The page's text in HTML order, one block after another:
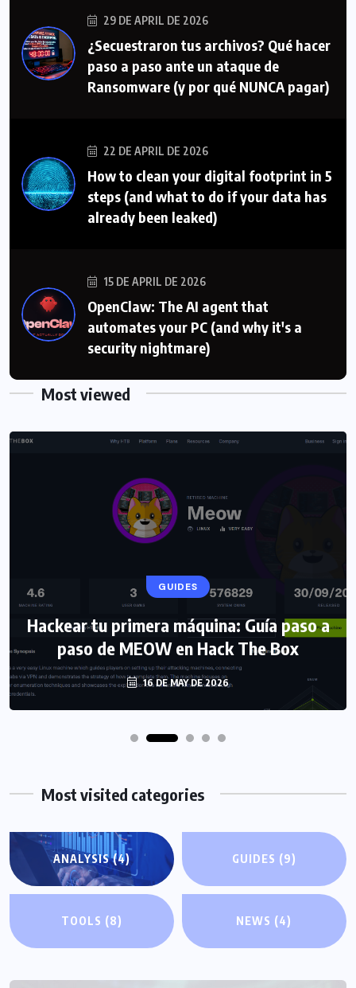
29 DE APRIL DE 2026
¿Secuestraron tus archivos? Qué hacer
paso a paso ante un ataque de
Ransomware (y por qué NUNCA pagar)
22 DE APRIL DE 2026
How to clean your digital footprint in 5
steps (and what to do if your data has
already been leaked)
15 DE APRIL DE 2026
OpenClaw: The AI agent that
automates your PC (and why it's a
security nightmare)
Most viewed
GUIDES
Hackear tu primera máquina: Guía paso a
paso de MEOW en Hack The Box
16 DE MAY DE 2026
Most visited categories
ANALYSIS(4) GUIDES (9)
TOOLS (8) NEWS (4)